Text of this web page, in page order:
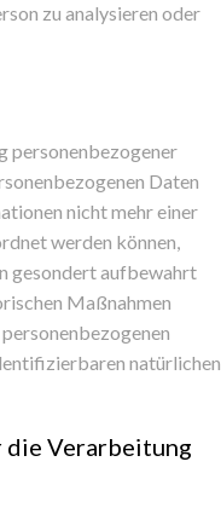
zu analysieren oder
personenbezogener
Daten
nicht mehr einer
werden können,
gesondert aufbewahrt
Maßnahmen
natürlichen
Verarbeitung